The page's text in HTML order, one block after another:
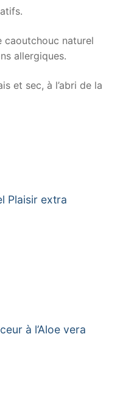
naturel
allergiques.
et sec, à l’abri de la
Plaisir extra
à l’Aloe vera